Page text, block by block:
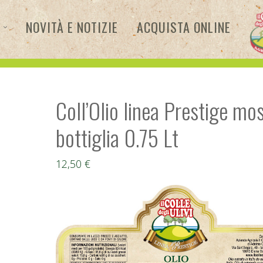
NOVITÀ E NOTIZIE ACQUISTA ONLINE
Coll’Olio linea Prestige
bottiglia 0.75 Lt
12,50 €